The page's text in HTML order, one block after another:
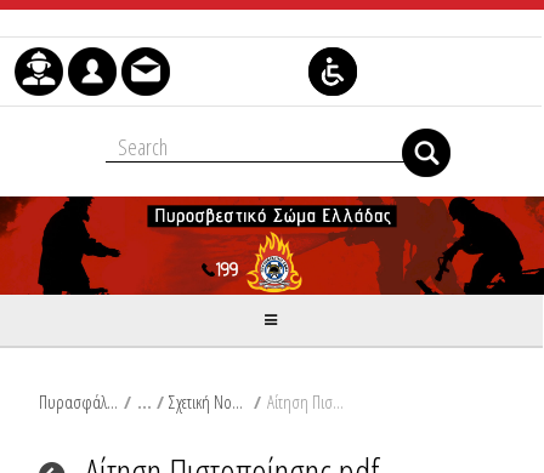
Skip to Content
Πυρασφάλεια / Σχετική Νομοθεσία / Αίτηση Πιστοποίησης.pdf